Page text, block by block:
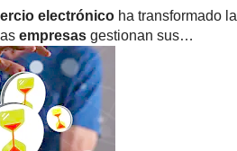
electrónico ha transformado la
empresas gestionan sus…